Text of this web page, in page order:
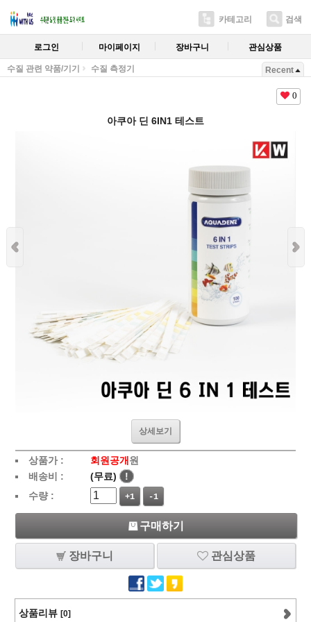
카테고리 검색
로그인 마이페이지 장바구니 관심상품
수질 관련 약품/기기 수질 측정기 Recent
0
아쿠아 딘 6IN1 테스트
상세보기
상품가 : 회원공개원
배송비 :
(무료)
!
수량 :
+1 -1
구매하기
장바구니 관심상품
상품리뷰 [0]